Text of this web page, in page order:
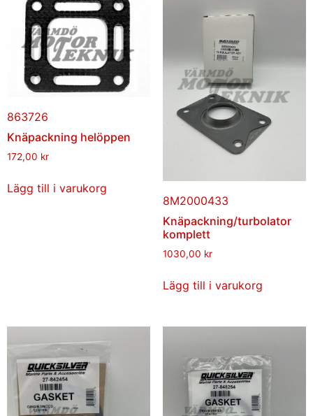
863726
Knäpackning helöppen
172,00 kr
Lägg till i varukorg
8M2000433
Knäpackning/turbolator
komplett
1030,00 kr
Lägg till i varukorg